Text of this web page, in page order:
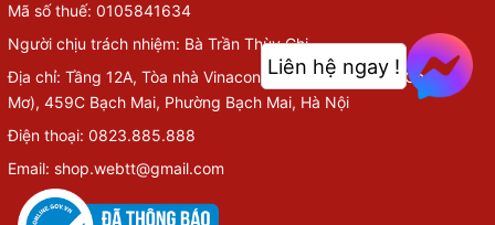
Mã số thuế: 0105841634
Người chịu trách nhiệm: Bà Trần Thùy Chi.
Địa chỉ: Tầng 12A, Tòa nhà Vinaconex Diamond (TTTM Chợ
Mơ), 459C Bạch Mai, Phường Bạch Mai, Hà Nội
Điện thoại: 0823.885.888
Email: shop.webtt@gmail.com
Liên hệ ngay !